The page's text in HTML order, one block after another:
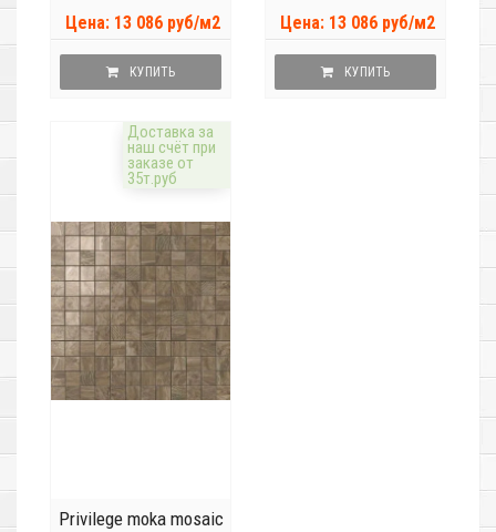
Цена: 13 086 руб/м2
КУПИТЬ
Цена: 13 086 руб/м2
КУПИТЬ
Доставка за
наш счёт при
заказе от
35т.руб
Privilege moka mosaic